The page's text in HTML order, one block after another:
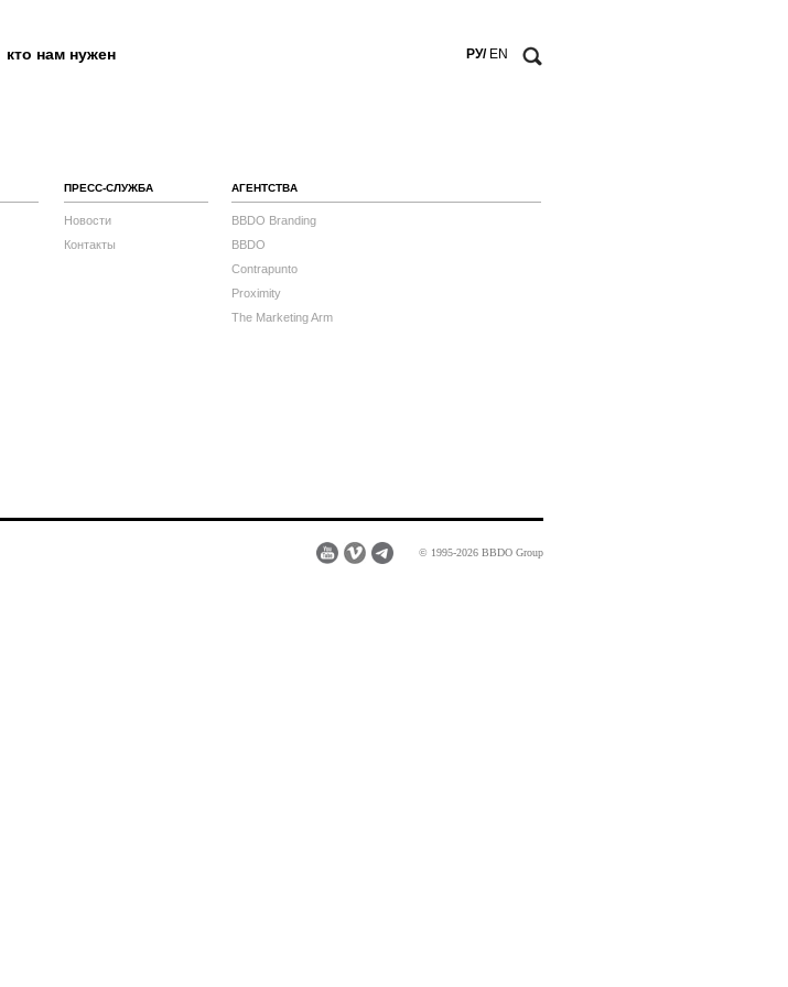
кто нам нужен РУ/ EN
ПРЕСС-СЛУЖБА
Новости
Контакты
АГЕНТСТВА
BBDO Branding
BBDO
Contrapunto
Proximity
The Marketing Arm
© 1995-2026 BBDO Group